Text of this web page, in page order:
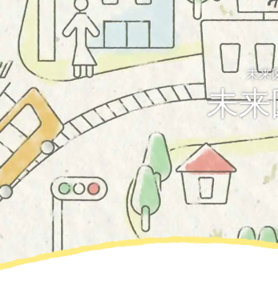
未来
未